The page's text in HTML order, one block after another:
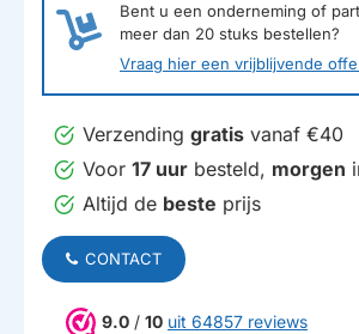
Bent u een onderneming of
meer dan 20 stuks bestellen?
Vraag hier een vrijblijvende
Verzending gratis vanaf €40
Voor 17 uur besteld, morgen
Altijd de beste prijs
CONTACT
9.0 / 10 uit 64857 reviews